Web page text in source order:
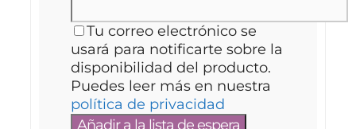
Tu correo electrónico se
usará para notificarte sobre la
disponibilidad del producto.
Puedes leer más en nuestra
política de privacidad